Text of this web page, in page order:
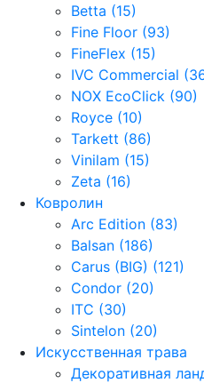
Betta (15)
Fine Floor (93)
FineFlex (15)
IVC Commercial
NOX EcoClick (90)
Royce (10)
Tarkett (86)
Vinilam (15)
Zeta (16)
Ковролин
Arc Edition (83)
Balsan (186)
Carus (BIG) (121)
Condor (20)
ITC (30)
Sintelon (20)
Искусственная трава
Декоративная